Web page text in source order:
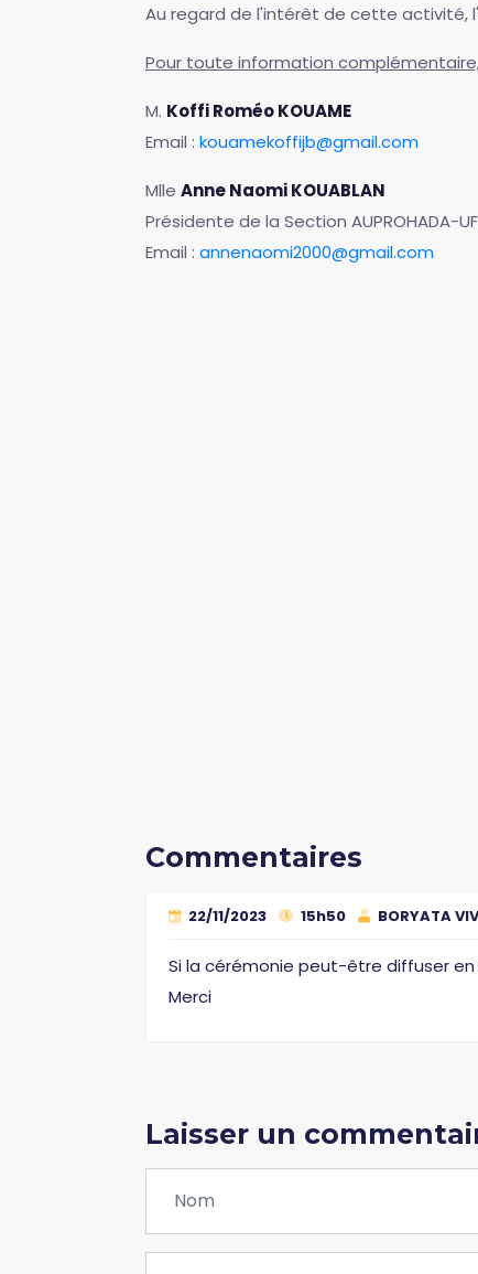
Au regard de l'intérêt de cette activité,
Pour toute information
M. Koffi Roméo KOUAME
Email : kouamekoffijb@gmail.com
Mlle Anne Naomi KOUABLAN
Présidente de la Section AUPROHADA-
Email : annenaomi2000@gmail.com
Commentaires
22/11/2023 15h50 BORYATA
Si la cérémonie peut-être diffuser
Merci
Laisser un